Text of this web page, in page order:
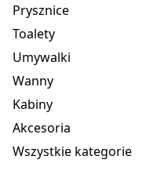
Prysznice
Toalety
Umywalki
Wanny
Kabiny
Akcesoria
Wszystkie kategorie